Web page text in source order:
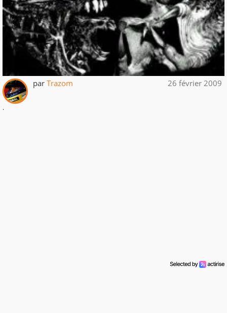
par Trazom 26 février 2009
.